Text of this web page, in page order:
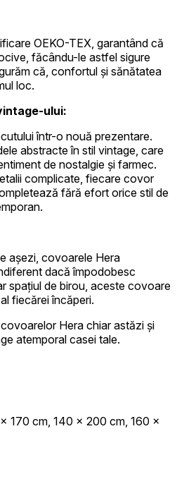
OEKO-TEX, garantând că
făcându-le astfel sigure
că, confortul și sănătatea
loc.
ului:
într-o nouă prezentare.
abstracte în stil vintage, care
de nostalgie și farmec.
complicate, fiecare covor
fără efort orice stil de
așezi, covoarele Hera
dacă împodobesc
spațiul de birou, aceste covoare
fiecărei încăperi.
Hera chiar astăzi și
atemporal casei tale.
170 cm, 140 x 200 cm, 160 x